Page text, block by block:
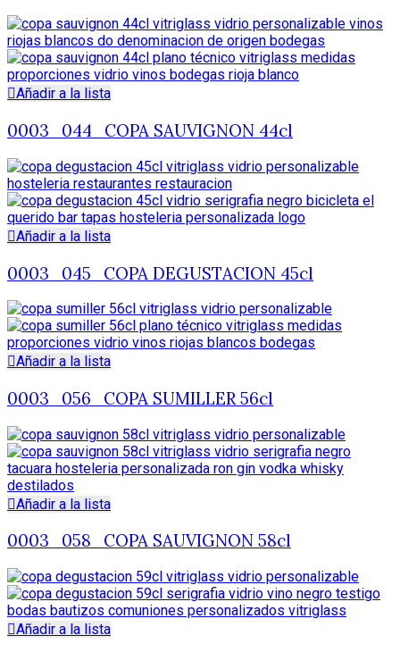
Añadir a la lista
0003_044_COPA SAUVIGNON 44cl
Añadir a la lista
0003_045_COPA DEGUSTACION 45cl
Añadir a la lista
0003_056_COPA SUMILLER 56cl
Añadir a la lista
0003_058_COPA SAUVIGNON 58cl
Añadir a la lista